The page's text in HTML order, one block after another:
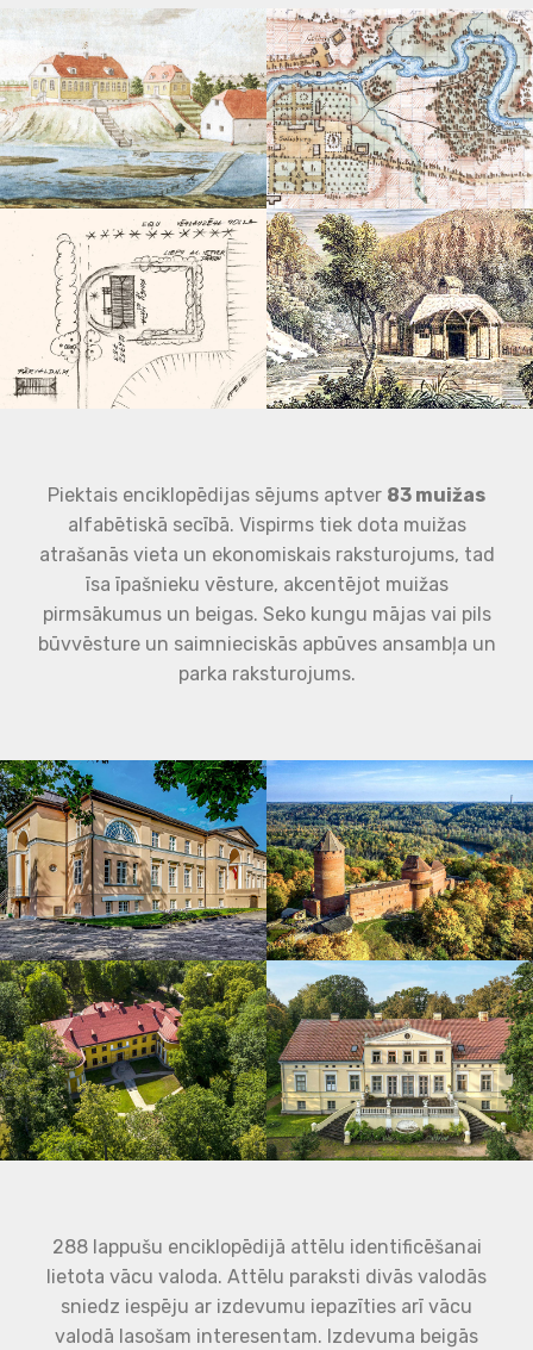
Piektais enciklopēdijas sējums aptver 83 muižas
alfabētiskā secībā. Vispirms tiek dota muižas
atrašanās vieta un ekonomiskais raksturojums, tad
īsa īpašnieku vēsture, akcentējot muižas
pirmsākumus un beigas. Seko kungu mājas vai pils
būvvēsture un saimnieciskās apbūves ansambļa un
parka raksturojums.
288 lappušu enciklopēdijā attēlu identificēšanai
lietota vācu valoda. Attēlu paraksti divās valodās
sniedz iespēju ar izdevumu iepazīties arī vācu
valodā lasošam interesentam. Izdevuma beigās